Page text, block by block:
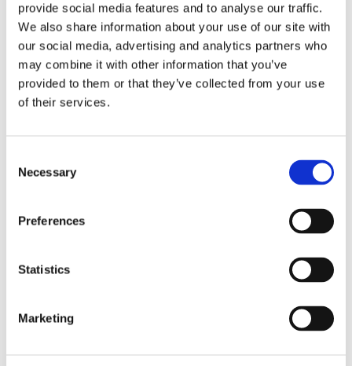
provide social media features and to analyse our traffic.
We also share information about your use of our site with
our social media, advertising and analytics partners who
may combine it with other information that you’ve
provided to them or that they’ve collected from your use
of their services.
Selection
Necessary
Preferences
Statistics
Marketing
Otroligt söt kappmetervara i vit spets med
vackert och stilrent blommönster och bågad kant
nertill. Kappan hängs upp med vanlig kanal och
rynkhuvud.
Visa alla produkter från Redlunds